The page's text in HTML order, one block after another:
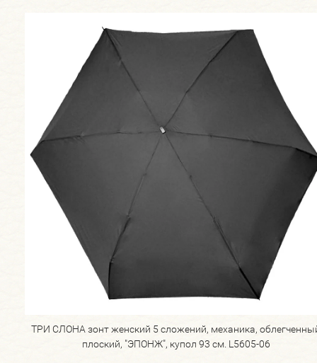
ТРИ СЛОНА зонт женский 5 сложений, механика,
плоский, "ЭПОНЖ", купол 93 см. L5605-06